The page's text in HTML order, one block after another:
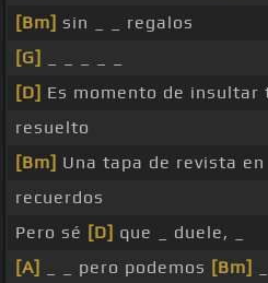
[Bm] sin _ _ regalos
[G]
[D] Es momento de insultar
resuelto
[Bm] Una tapa de revista en
recuerdos
Pero sé [D] que _ duele, _
[A]
_ _ pero podemos [Bm]